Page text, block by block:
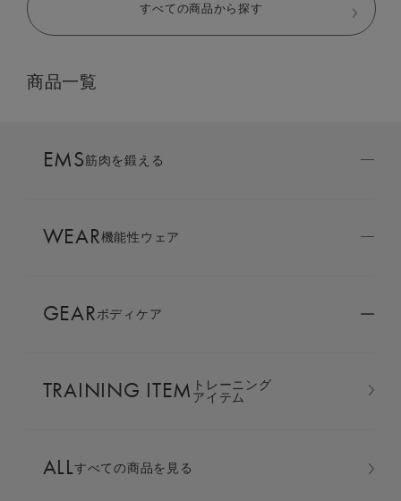
LIVE SHOPPING
AMBASSADOR
SIXPAD APP
COLUMN
LARGE ORDER ⼤⼝注⽂窓⼝
MULTI EMS
すべての商品から探す
商品一覧
EMS筋肉を鍛える
WEAR機能性ウェア
GEARボディケア
TRAINING ITEM トレーニング
アイテム
ALLすべての商品を見る
ーフパンツ 上下セット